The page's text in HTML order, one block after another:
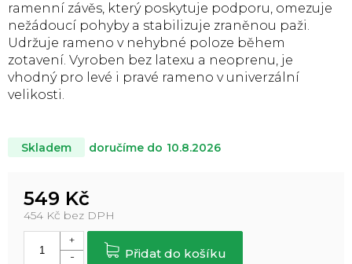
Skladem doručíme do 10.8.2026
549 Kč
454 Kč bez DPH
cena:
Přidat do košíku
ramenní závěs, který poskytuje podporu, omezuje
nežádoucí pohyby a stabilizuje zraněnou paži.
Udržuje rameno v nehybné poloze během
zotavení. Vyroben bez latexu a neoprenu, je
vhodný pro levé i pravé rameno v univerzální
velikosti.